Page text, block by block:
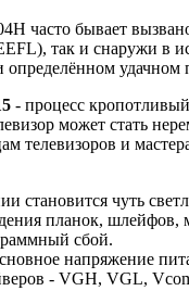
часто бывает
так и снаружи в
- процесс
может стать
телевизоров и
чуть
планок,
сбой.
напряжение
- VGH, VGL,